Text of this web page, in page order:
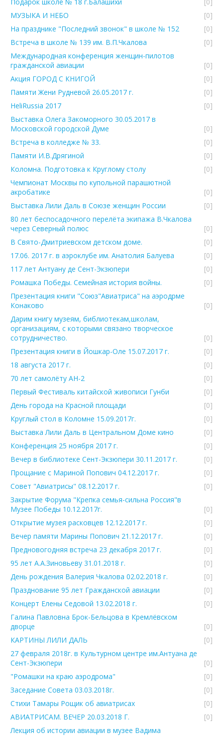
МУЗЫКА И НЕБО
[0]
На празднике "Последний звонок" в школе № 152
[0]
Встреча в школе № 139 им. В.П.Чкалова
[0]
Международная конференция женщин-пилотов
гражданской авиации
[0]
Акция ГОРОД С КНИГОЙ
[0]
Памяти Жени Рудневой 26.05.2017 г.
[0]
HeliRussia 2017
[0]
Выставка Олега Закоморного 30.05.2017 в
Московской городской Думе
[0]
Встреча в колледже № 33.
[0]
Памяти И.В.Дрягиной
[0]
Коломна. Подготовка к Круглому столу
[0]
Чемпионат Москвы по купольной парашютной
акробатике
[0]
Выставка Лили Даль в Союзе женщин России
[0]
80 лет беспосадочного перелёта экипажа В.Чкалова
через Северный полюс
[0]
В Свято-Дмитриевском детском доме.
[0]
17.06. 2017 г. в аэроклубе им. Анатолия Балуева
[0]
117 лет Антуану де Сент-Экзюпери
[0]
Ромашка Победы. Семейная история войны.
[0]
Презентация книги "Союз"Авиатриса" на аэродрме
Конаково
[0]
Дарим книгу музеям, библиотекам,школам,
организациям, с которыми связано творческое
сотрудничество.
[0]
Презентация книги в Йошкар-Оле 15.07.2017 г.
[0]
18 августа 2017 г.
[0]
70 лет самолёту АН-2
[0]
Первый Фестиваль китайской живописи Гунби
[0]
День города на Красной площади
[0]
Круглый стол в Коломне 15.09.2017г.
[0]
Выставка Лили Даль в Центральном Доме кино
[0]
Конференция 25 ноября 2017 г.
[0]
Вечер в библиотеке Сент-Экзюпери 30.11.2017 г.
[0]
Прощание с Мариной Попович 04.12.2017 г.
[0]
Совет "Авиатрисы" 08.12.2017 г.
[0]
Закрытие Форума "Крепка семья-сильна Россия"в
Музее Победы 10.12.2017г.
[0]
Открытие музея расковцев 12.12.2017 г.
[0]
Вечер памяти Марины Попович 21.12.2017 г.
[0]
Предновогодняя встреча 23 декабря 2017 г.
[0]
95 лет А.А.Зиновьеву 31.01.2018 г.
[0]
День рождения Валерия Чкалова 02.02.2018 г.
[0]
Празднование 95 лет Гражданской авиации
[0]
Концерт Елены Седовой 13.02.2018 г.
[0]
Галина Павловна Брок-Бельцова в Кремлёвском
дворце
[0]
КАРТИНЫ ЛИЛИ ДАЛЬ
[0]
27 февраля 2018г. в Культурном центре им.Антуана де
Сент-Экзюпери
[0]
"Ромашки на краю аэродрома"
[0]
Заседание Совета 03.03.2018г.
[0]
Стихи Тамары Рощик об авиатрисах
[0]
АВИАТРИСАМ. ВЕЧЕР 20.03.2018 Г.
[0]
Лекция об истории авиации в музее Вадима